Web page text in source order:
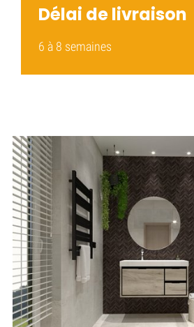
Délai de livraison
6 à 8 semaines